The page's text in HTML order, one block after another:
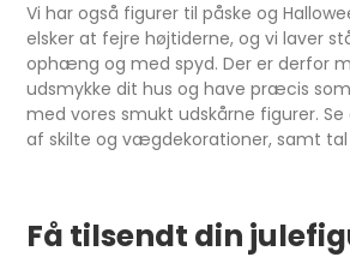
Vi har også figurer til påske og
elsker at fejre højtiderne, og vi laver
ophæng og med spyd. Der er derfor
udsmykke dit hus og have præcis
med vores smukt udskårne figurer.
af skilte og vægdekorationer, samt tal
Få tilsendt din